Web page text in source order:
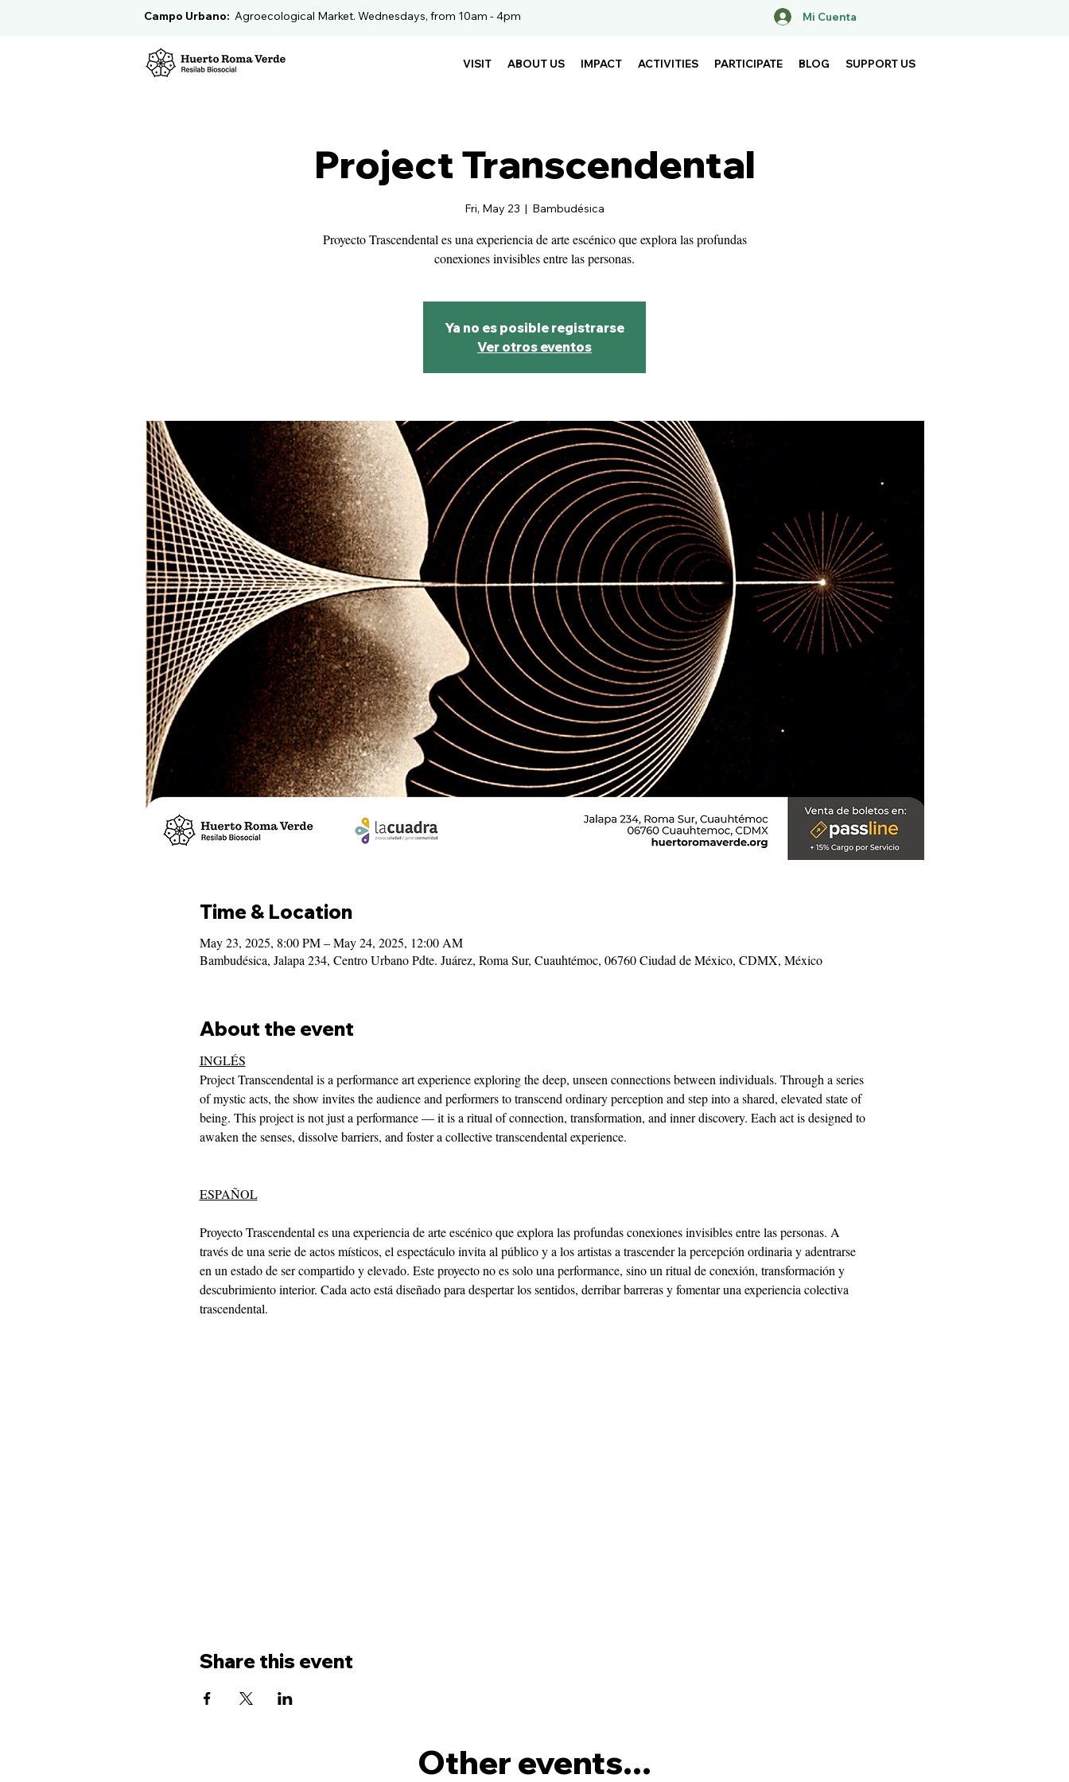
Campo Urbano: Agroecological Market. Wednesdays, from 10am - 4pm Mi Cuenta
VISIT ABOUT US IMPACT ACTIVITIES PARTICIPATE BLOG SUPPORT US
Project Transcendental
Fri, May 23
  |
Bambudésica
Proyecto Trascendental es una experiencia de arte escénico que explora las profundas
conexiones invisibles entre las personas.
Ya no es posible registrarse
Ver otros eventos
Time & Location
May 23, 2025, 8:00 PM – May 24, 2025, 12:00 AM
Bambudésica, Jalapa 234, Centro Urbano Pdte. Juárez, Roma Sur, Cuauhtémoc, 06760 Ciudad de México, CDMX, México
About the event
INGLÉS
Project Transcendental is a performance art experience exploring the deep, unseen connections between individuals. Through a series
of mystic acts, the show invites the audience and performers to transcend ordinary perception and step into a shared, elevated state of
being. This project is not just a performance — it is a ritual of connection, transformation, and inner discovery. Each act is designed to
awaken the senses, dissolve barriers, and foster a collective transcendental experience.
ESPAÑOL
Proyecto Trascendental es una experiencia de arte escénico que explora las profundas conexiones invisibles entre las personas. A
través de una serie de actos místicos, el espectáculo invita al público y a los artistas a trascender la percepción ordinaria y adentrarse
en un estado de ser compartido y elevado. Este proyecto no es solo una performance, sino un ritual de conexión, transformación y
descubrimiento interior. Cada acto está diseñado para despertar los sentidos, derribar barreras y fomentar una experiencia colectiva
trascendental.
Share this event
Other events...